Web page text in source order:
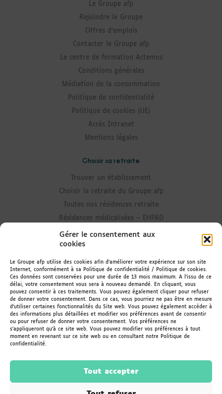
Gérer le consentement aux
cookies
Le Groupe afp utilise des cookies afin d’améliorer votre expérience sur son site
Internet, conformément à sa Politique de confidentialité / Politique de cookies.
Ces données sont conservées pour une durée de 13 mois maximum. A l’issu de ce
délai, votre consentement vous sera à nouveau demandé. En cliquant, vous
pouvez consentir à ces traitements. Vous pouvez également cliquer pour refuser
de donner votre consentement. Dans ce cas, vous pourriez ne pas être en mesure
d’utiliser certaines fonctionnalités du Site web. Vous pouvez également accéder à
des informations plus détaillées et modifier vos préférences avant de consentir
ou pour refuser de donner votre consentement. Vos préférences ne
s'appliqueront qu’à ce site web. Vous pouvez modifier vos préférences à tout
moment en revenant sur ce site web ou en consultant notre Politique de
confidentialité.
Tout accepter
Le Groupe afp
Rejoindre le Groupe
Offres d’emplois
Contacter le Groupe afp
Le centre de formation Actemos
Conditions générales
Médiation de la consommation
Politique de confidentialité
Politique de cookies (UE)
Accès Intranet
Mentions légales
Choisir sa retraite
Trouver un établissement
Choisir la retraite du Groupe afp
Toutes nos résidences retraite
Résidences médicalisées – EHPAD
Résidences avec Unité Alzheimer
Résidences senior
Résidences avec accueil de jour
Résidences avec portage de repas
Rester informé
Actualités des résidences
Le Magazine
Recevoir la newsletter